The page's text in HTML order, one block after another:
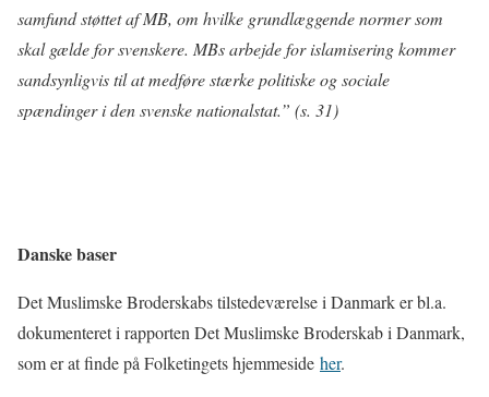
samfund støttet af MB, om hvilke grundlæggende normer som
skal gælde for svenskere. MBs arbejde for islamisering kommer
sandsynligvis til at medføre stærke politiske og sociale
spændinger i den svenske nationalstat.” (s. 31)
Danske baser
Det Muslimske Broderskabs tilstedeværelse i Danmark er bl.a.
dokumenteret i rapporten Det Muslimske Broderskab i Danmark,
som er at finde på Folketingets hjemmeside her.